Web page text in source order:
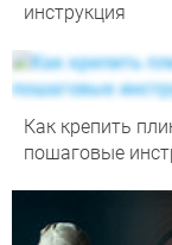
инструкция
Как крепить
пошаговые